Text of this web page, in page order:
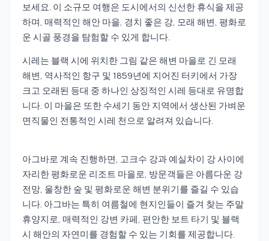
보세요. 이 소규모 여행은 도시에서의 신선한 휴식을 제공
하며, 매력적인 해안 마을, 경치 좋은 강, 모래 해변, 평화로
운 시골 풍경을 탐험할 수 있게 합니다.
시레는 블랙 시에 위치한 그림 같은 해변 마을로 긴 모래
해변, 역사적인 항구 및 1859년에 지어진 터키에서 가장
크고 오래된 등대 중 하나인 상징적인 시레 등대로 유명합
니다. 이 마을은 또한 수세기 동안 지역에서 생산된 가벼운
면직물인 전통적인 시레 천으로 알려져 있습니다.
아그바로 계속 진행하면, 고크수 강과 예실차이 강 사이에
자리한 평화로운 리조트 마을로, 방문객들은 아름다운 강
전망, 울창한 숲 및 평화로운 해변 분위기를 즐길 수 있습
니다. 아그바는 특히 여름철에 현지인들이 즐겨 찾는 주말
휴양지로, 매력적인 강변 카페, 편안한 보트 타기 및 블랙
시 해안의 자연미를 경험할 수 있는 기회를 제공합니다.